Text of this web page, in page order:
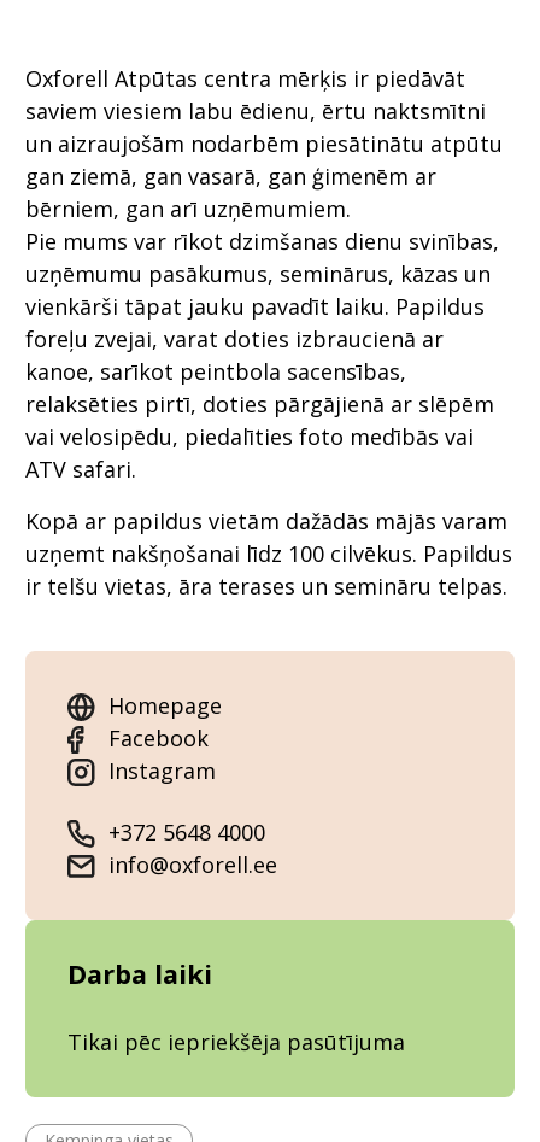
Oxforell Atpūtas centra mērķis ir piedāvāt
saviem viesiem labu ēdienu, ērtu naktsmītni
un aizraujošām nodarbēm piesātinātu atpūtu
gan ziemā, gan vasarā, gan ģimenēm ar
bērniem, gan arī uzņēmumiem.
Pie mums var rīkot dzimšanas dienu svinības,
uzņēmumu pasākumus, seminārus, kāzas un
vienkārši tāpat jauku pavadīt laiku. Papildus
foreļu zvejai, varat doties izbraucienā ar
kanoe, sarīkot peintbola sacensības,
relaksēties pirtī, doties pārgājienā ar slēpēm
vai velosipēdu, piedalīties foto medībās vai
ATV safari.
Kopā ar papildus vietām dažādās mājās varam
uzņemt nakšņošanai līdz 100 cilvēkus. Papildus
ir telšu vietas, āra terases un semināru telpas.
Homepage
Facebook
Instagram
+372 5648 4000
info@oxforell.ee
Darba laiki
Tikai pēc iepriekšēja pasūtījuma